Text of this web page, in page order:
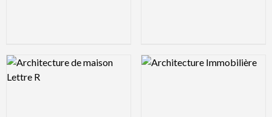
Logo Preview Image Logo Preview Image